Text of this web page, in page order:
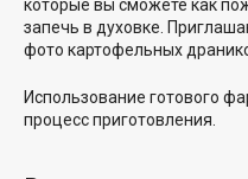
которые вы сможете как
запечь в духовке.
фото картофельных
Использование готового
процесс приготовления.